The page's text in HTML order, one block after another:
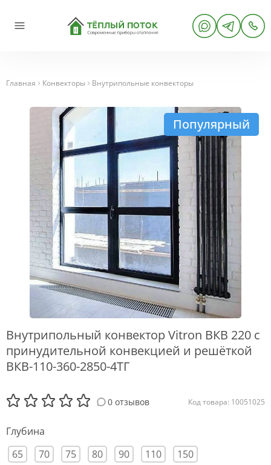
Главная Конвекторы Внутрипольные конвекторы
Популярный
Внутрипольный конвектор Vitron ВКВ 220 с
принудительной конвекцией и решёткой
ВКВ-110-360-2850-4ТГ
0 отзывов Код товара: 10051025
Глубина
65
70 75 80 90 110 150